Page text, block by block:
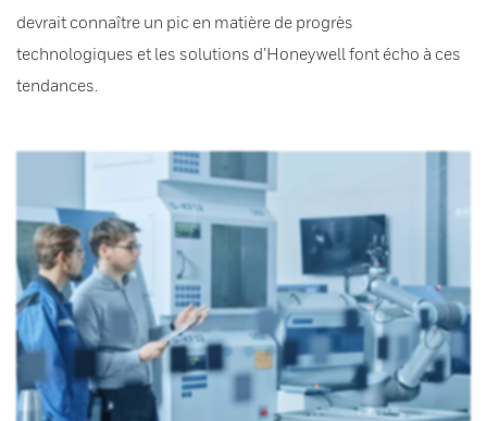
devrait connaître un pic en matière de progrès
technologiques et les solutions d’Honeywell font écho à ces
tendances.